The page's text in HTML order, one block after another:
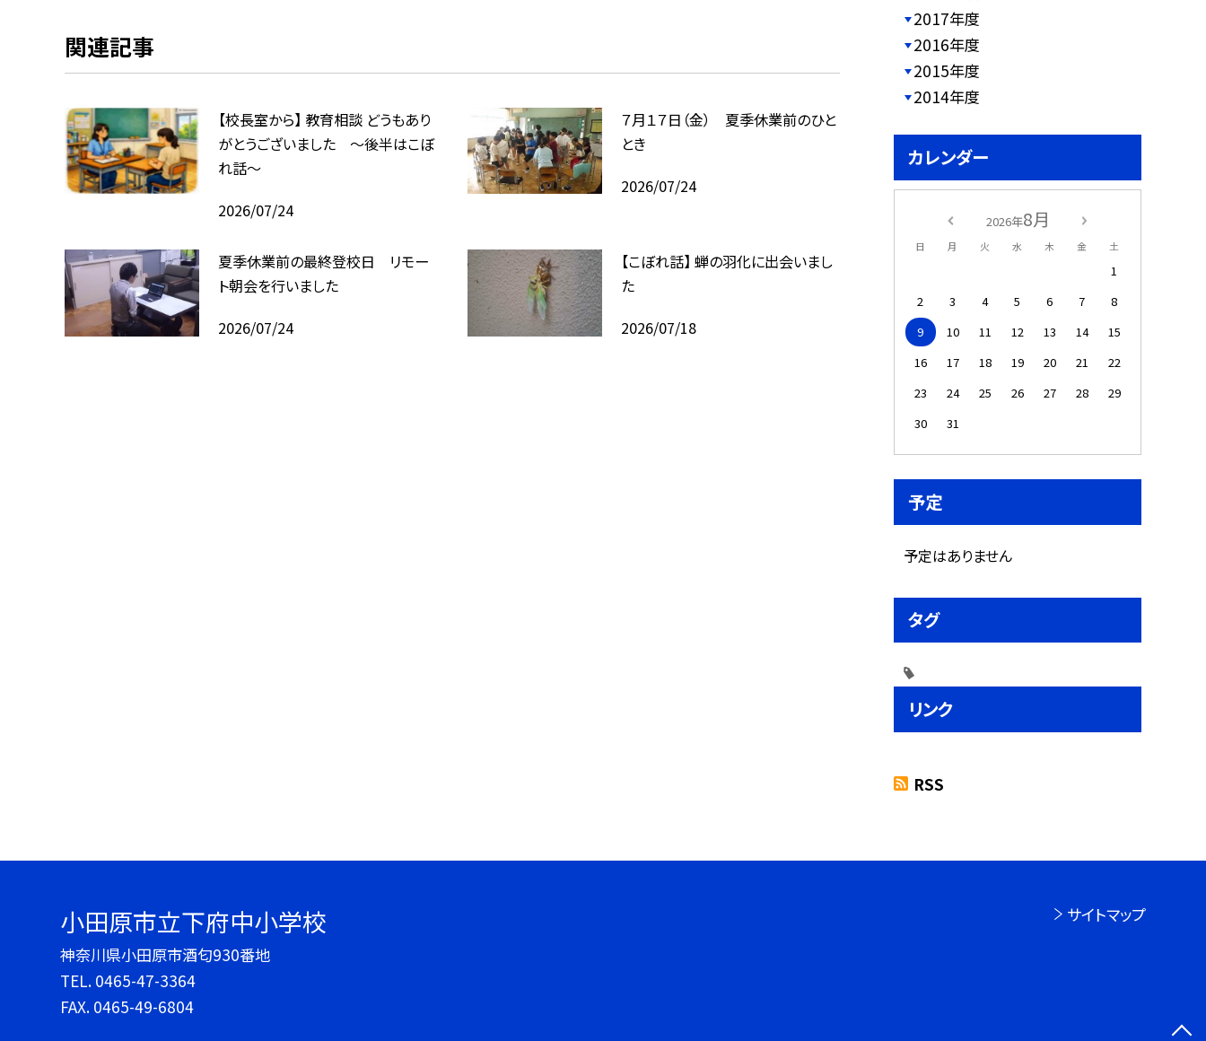
関連記事
【校長室から】 教育相談 どうもあり
がとうございました ～後半はこぼ
れ話～
2026/07/24
７月１７日（金） 夏季休業前のひと
とき
2026/07/24
夏季休業前の最終登校日 リモー
ト朝会を行いました
2026/07/24
【こぼれ話】 蝉の羽化に出会いまし
た
2026/07/18
2017年度
2016年度
2015年度
2014年度
カレンダー
2026年8月
日 月 火 水 木 金 土
1
2
3 4 5 6 7
8
9
10 11 12 13 14
15
16
17 18 19 20 21
22
23
24 25 26 27 28
29
30
31
予定
予定はありません
タグ
リンク
RSS
小田原市立下府中小学校
神奈川県小田原市酒匂930番地
TEL. 0465-47-3364
FAX. 0465-49-6804
サイトマップ